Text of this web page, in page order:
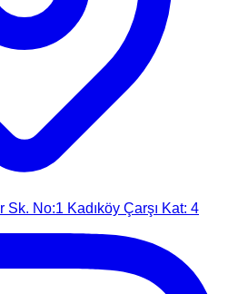
No:1 Kadıköy Çarşı Kat: 4